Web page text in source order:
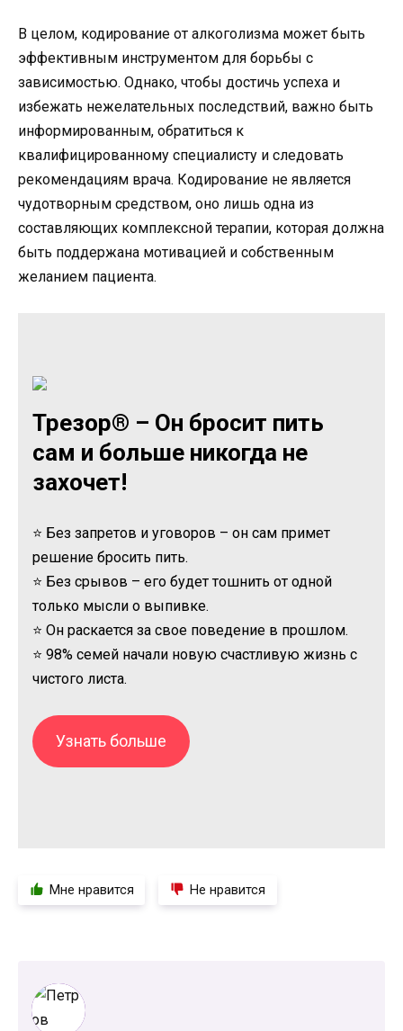
В целом, кодирование от алкоголизма может быть
эффективным инструментом для борьбы с
зависимостью. Однако, чтобы достичь успеха и
избежать нежелательных последствий, важно быть
информированным, обратиться к
квалифицированному специалисту и следовать
рекомендациям врача. Кодирование не является
чудотворным средством, оно лишь одна из
составляющих комплексной терапии, которая должна
быть поддержана мотивацией и собственным
желанием пациента.
Трезор® – Он бросит пить
сам и больше никогда не
захочет!
⭐ Без запретов и уговоров – он сам примет
решение бросить пить.
⭐ Без срывов – его будет тошнить от одной
только мысли о выпивке.
⭐ Он раскается за свое поведение в прошлом.
⭐ 98% семей начали новую счастливую жизнь с
чистого листа.
Узнать больше
Мне нравится Не нравится